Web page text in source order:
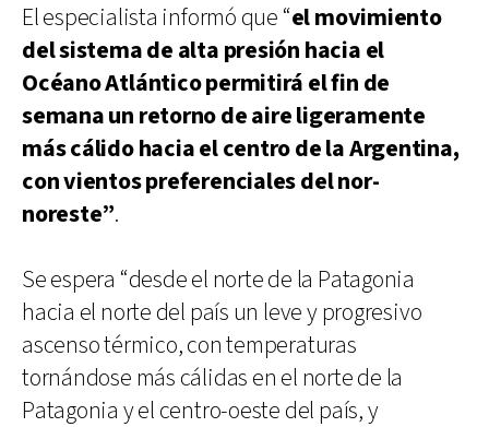
El especialista informó que “el movimiento
del sistema de alta presión hacia el
Océano Atlántico permitirá el fin de
semana un retorno de aire ligeramente
más cálido hacia el centro de la Argentina,
con vientos preferenciales del nor-
noreste”.
Se espera “desde el norte de la Patagonia
hacia el norte del país un leve y progresivo
ascenso térmico, con temperaturas
tornándose más cálidas en el norte de la
Patagonia y el centro-oeste del país, y